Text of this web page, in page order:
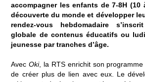
accompagner les enfants de 7-8H (10
découverte du monde et développer
rendez-vous hebdomadaire
globale de contenus éducatifs ou
jeunesse par tranches d’âge.
AvecOki, la RTS enrichit son
de créer plus de lien avec eux. Le